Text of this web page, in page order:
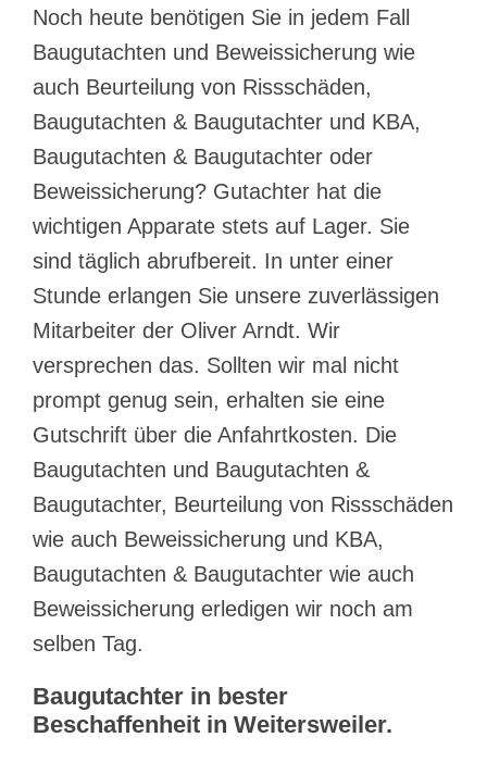
Noch heute benötigen Sie in jedem Fall
Baugutachten und Beweissicherung wie
auch Beurteilung von Rissschäden,
Baugutachten & Baugutachter und KBA,
Baugutachten & Baugutachter oder
Beweissicherung? Gutachter hat die
wichtigen Apparate stets auf Lager. Sie
sind täglich abrufbereit. In unter einer
Stunde erlangen Sie unsere zuverlässigen
Mitarbeiter der Oliver Arndt. Wir
versprechen das. Sollten wir mal nicht
prompt genug sein, erhalten sie eine
Gutschrift über die Anfahrtkosten. Die
Baugutachten und Baugutachten &
Baugutachter, Beurteilung von Rissschäden
wie auch Beweissicherung und KBA,
Baugutachten & Baugutachter wie auch
Beweissicherung erledigen wir noch am
selben Tag.
Baugutachter in bester
Beschaffenheit in Weitersweiler.